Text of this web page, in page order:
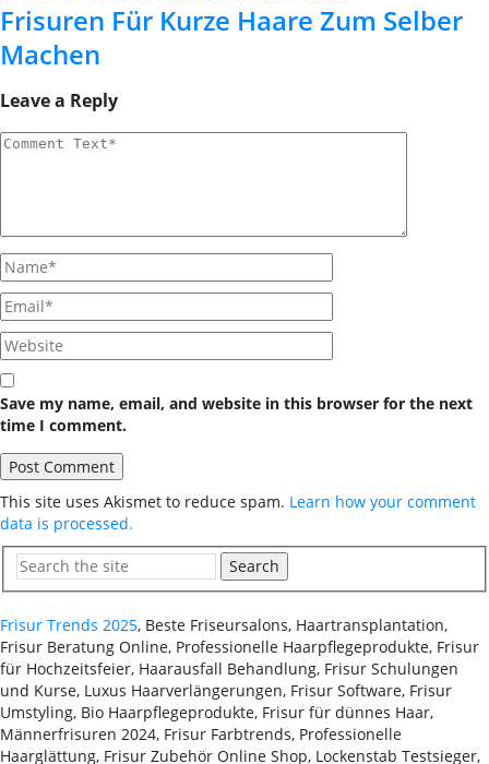
Frisuren Für Kurze Haare Zum Selber
Machen
Leave a Reply
Save my name, email, and website in this browser for the next
time I comment.
This site uses Akismet to reduce spam. Learn how your comment
data is processed.
Search
Frisur Trends 2025, Beste Friseursalons, Haartransplantation,
Frisur Beratung Online, Professionelle Haarpflegeprodukte, Frisur
für Hochzeitsfeier, Haarausfall Behandlung, Frisur Schulungen
und Kurse, Luxus Haarverlängerungen, Frisur Software, Frisur
Umstyling, Bio Haarpflegeprodukte, Frisur für dünnes Haar,
Männerfrisuren 2024, Frisur Farbtrends, Professionelle
Haarglättung, Frisur Zubehör Online Shop, Lockenstab Testsieger,